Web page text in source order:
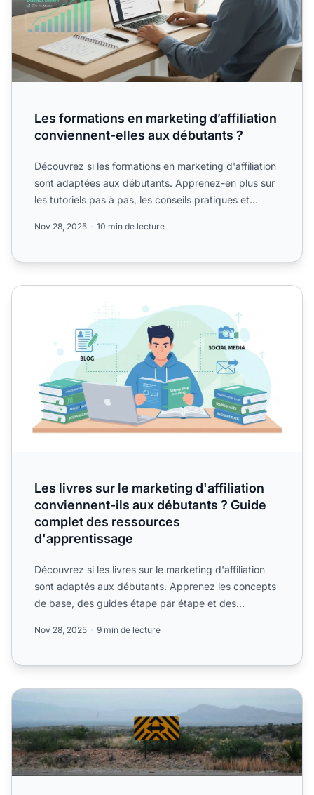
Les formations en marketing d’affiliation
conviennent-elles aux débutants ?
Découvrez si les formations en marketing d'affiliation
sont adaptées aux débutants. Apprenez-en plus sur
les tutoriels pas à pas, les conseils pratiques et
Nov 28, 2025 10 min de lecture
Les livres sur le marketing d'affiliation conviennent-ils
Les livres sur le marketing d'affiliation
conviennent-ils aux débutants ? Guide
complet des ressources
d'apprentissage
Découvrez si les livres sur le marketing d'affiliation
sont adaptés aux débutants. Apprenez les concepts
de base, des guides étape par étape et des
Nov 28, 2025 9 min de lecture
choisir le meilleur système de gestion d’affiliation ?